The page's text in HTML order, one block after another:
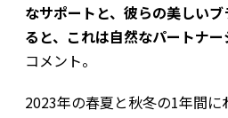
なサポートと、彼らの美しい
ると、これは自然なパートナー
コメント。
2023年の春夏と秋冬の1年間に